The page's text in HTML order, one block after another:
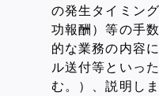
の発生タイミン
功報酬）等の手
的な業務の内容
ル送付等といっ
む。）、説明しま